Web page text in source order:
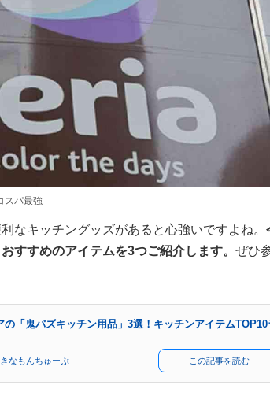
スパ最強
なキッチングッズがあると心強いですよね。
すすめのアイテムを3つご紹介します。 ぜひ
の「鬼バズキッチン用品」3選！キッチンアイテムTOP10
なもんちゅーぶ この記事を読む